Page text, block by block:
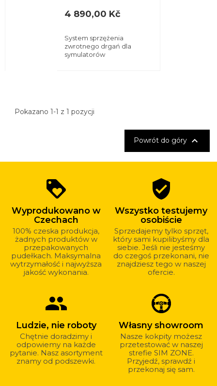
4 890,00 Kč
System sprzężenia
zwrotnego drgań dla
symulatorów
Pokazano 1-1 z 1 pozycji
Powrót do góry 
Dlaczego
u
loyalty
Wyprodukowano w
Czechach
100% czeska produkcja,
żadnych produktów w
przepakowanych
pudełkach. Maksymalna
wytrzymałość i najwyższa
jakość wykonania.
verified_user
Wszystko testujemy
osobiście
Sprzedajemy tylko sprzęt,
który sami kupilibyśmy dla
siebie. Jeśli nie jesteśmy
do czegoś przekonani, nie
znajdziesz tego w naszej
ofercie.
group
Ludzie, nie roboty
Chętnie doradzimy i
odpowiemy na każde
pytanie. Nasz asortyment
znamy od podszewki.
Własny showroom
Nasze kokpity możesz
przetestować w naszej
strefie SIM ZONE.
Przyjedź, sprawdź i
przekonaj się sam.